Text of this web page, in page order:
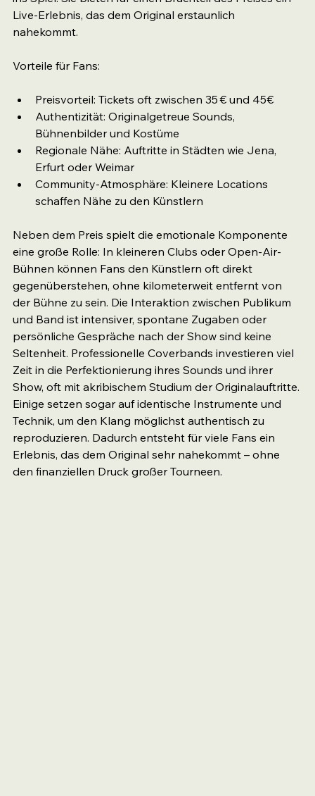
Live-Erlebnis, das dem Original erstaunlich
nahekommt.
Vorteile für Fans:
Preisvorteil: Tickets oft zwischen 35 € und 45€
Authentizität: Originalgetreue Sounds,
Bühnenbilder und Kostüme
Regionale Nähe: Auftritte in Städten wie Jena,
Erfurt oder Weimar
Community-Atmosphäre: Kleinere Locations
schaffen Nähe zu den Künstlern
Neben dem Preis spielt die emotionale Komponente
eine große Rolle: In kleineren Clubs oder Open-Air-
Bühnen können Fans den Künstlern oft direkt
gegenüberstehen, ohne kilometerweit entfernt von
der Bühne zu sein. Die Interaktion zwischen Publikum
und Band ist intensiver, spontane Zugaben oder
persönliche Gespräche nach der Show sind keine
Seltenheit. Professionelle Coverbands investieren viel
Zeit in die Perfektionierung ihres Sounds und ihrer
Show, oft mit akribischem Studium der Originalauftritte.
Einige setzen sogar auf identische Instrumente und
Technik, um den Klang möglichst authentisch zu
reproduzieren. Dadurch entsteht für viele Fans ein
Erlebnis, das dem Original sehr nahekommt – ohne
den finanziellen Druck großer Tourneen.